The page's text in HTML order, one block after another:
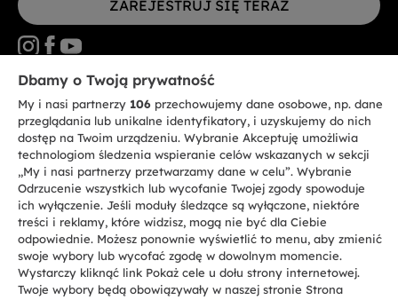
ZAREJESTRUJ SIĘ TERAZ
CANDY HOOVER GROUP S.r.I. - jednoosobowa sp. z.o.o. - SIEDZIBA
STATUTOWA: Via Comolli, 57 - 20861 Brugherio (MB) - Włochy -
SIEDZIBY ADMINISTRACYJNE: Via Privata Eden Fumagalli bez
nadanego numeru - 20861 Brugherio (MB) i Via Trento nr 20/A-22 - 20871
Vimercate (MB) - Włochy - Tel.: +39.039.2086.1 - Faks: +39.039.2086.237 -
Kapitał zakładowy 35.000.000,00 € wpłacony w całości - Kod identyfikacji
podatkowej i nr wpisu do Rejestru przedsiębiorstw dla rejonu Mediolan-
Monza-Brianza-Lodi 04666310158 - NIP 00786860965 - Numer wpisu do
Repertorium Ekonomiczno - Administracyjnego REA: MB-1033934 -
Autoryzacja IT AEOF 211870 - Spółka podlega zarządzaniu i koordynacji
Candy S.p.A.
PL / Polski
Dbamy o Twoją prywatność
My i nasi partnerzy 106 przechowujemy dane osobowe, np. dane
przeglądania lub unikalne identyfikatory, i uzyskujemy do nich
dostęp na Twoim urządzeniu. Wybranie Akceptuję umożliwia
technologiom śledzenia wspieranie celów wskazanych w sekcji
„My i nasi partnerzy przetwarzamy dane w celu”. Wybranie
Odrzucenie wszystkich lub wycofanie Twojej zgody spowoduje
ich wyłączenie. Jeśli moduły śledzące są wyłączone, niektóre
treści i reklamy, które widzisz, mogą nie być dla Ciebie
odpowiednie. Możesz ponownie wyświetlić to menu, aby zmienić
swoje wybory lub wycofać zgodę w dowolnym momencie.
Wystarczy kliknąć link Pokaż cele u dołu strony internetowej.
Twoje wybory będą obowiązywały w naszej stronie Strona